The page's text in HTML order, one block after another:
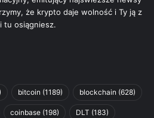
że krypto daje wolność i Ty ją z
tu osiągniesz.
bitcoin (1189) blockchain (628)
coinbase (198) DLT (183)